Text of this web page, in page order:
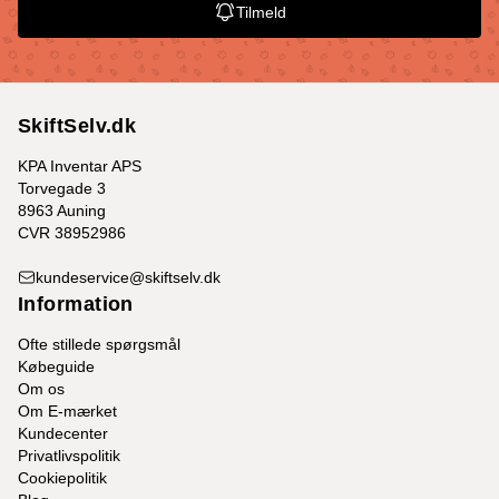
Tilmeld
SkiftSelv.dk
KPA Inventar APS
Torvegade 3
8963 Auning
CVR 38952986
kundeservice@skiftselv.dk
Information
Ofte stillede spørgsmål
Købeguide
Om os
Om E-mærket
Kundecenter
Privatlivspolitik
Cookiepolitik